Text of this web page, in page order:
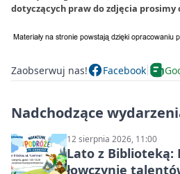
dotyczących praw do zdjęcia prosimy
Zaobserwuj nas! Facebook
Nadchodzące
12 sierpnia 2026, 11:00
Lato z Biblioteką:
łowczynie